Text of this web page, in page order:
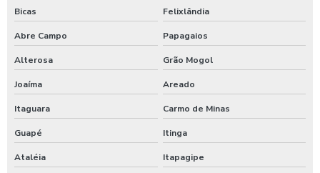
Bicas Felixlândia
Abre Campo Papagaios
Alterosa Grão Mogol
Joaíma Areado
Itaguara Carmo de Minas
Guapé Itinga
Ataléia Itapagipe